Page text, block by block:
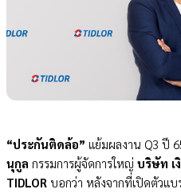
“ประกันติดล้อ” แย้มผลงาน Q3 ปี
นุกูล กรรมการผู้จัดการใหญ่ บริษัท
TIDLOR บอกว่า หลังจากที่เปิดตัวแ